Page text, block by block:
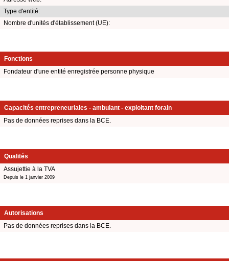
Type d'entité:
Nombre d'unités d'établissement (UE):
Fonctions
Fondateur d'une entité enregistrée personne physique
Capacités entrepreneuriales - ambulant - exploitant forain
Pas de données reprises dans la BCE.
Qualités
Assujettie à la TVA
Depuis le 1 janvier 2009
Autorisations
Pas de données reprises dans la BCE.